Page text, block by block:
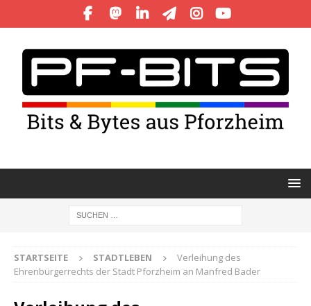
STARTSEITE STADTLEBEN
Verleihung des
Ehrenbürgerrechts der Stadt Pforzheim an Manfred Bader